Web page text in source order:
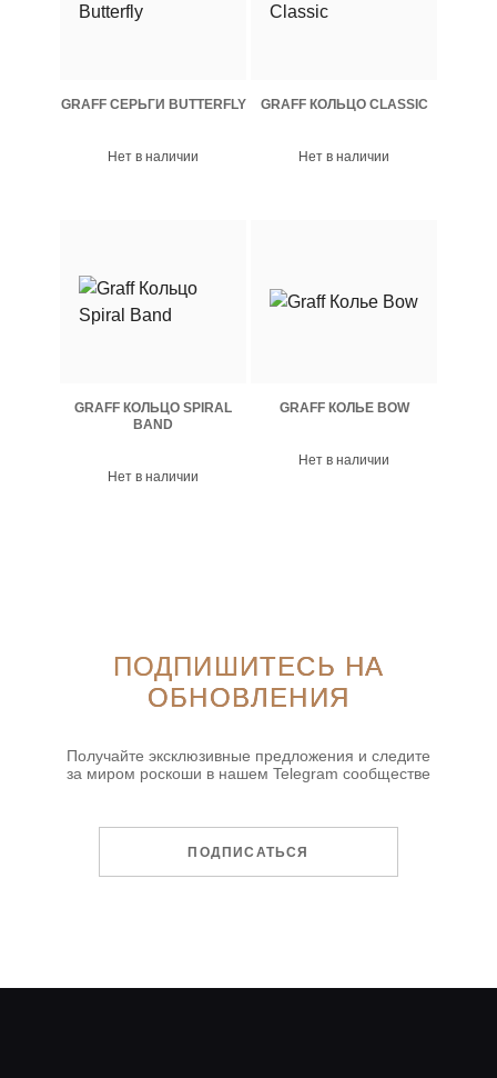
GRAFF СЕРЬГИ BUTTERFLY
Нет в наличии
GRAFF КОЛЬЦО CLASSIC
Нет в наличии
GRAFF КОЛЬЦО SPIRAL
BAND
Нет в наличии
GRAFF КОЛЬЕ BOW
Нет в наличии
ПОДПИШИТЕСЬ НА
ОБНОВЛЕНИЯ
Получайте эксклюзивные предложения и следите
за миром роскоши в нашем Telegram сообществе
ПОДПИСАТЬСЯ